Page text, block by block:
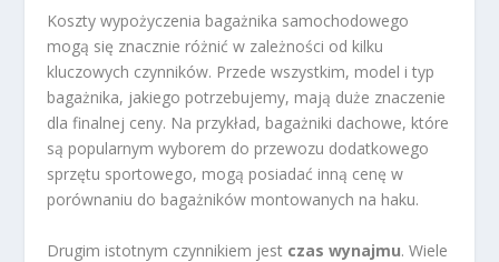
Koszty wypożyczenia bagażnika samochodowego
mogą się znacznie różnić w zależności od kilku
kluczowych czynników. Przede wszystkim, model i typ
bagażnika, jakiego potrzebujemy, mają duże znaczenie
dla finalnej ceny. Na przykład, bagażniki dachowe, które
są popularnym wyborem do przewozu dodatkowego
sprzętu sportowego, mogą posiadać inną cenę w
porównaniu do bagażników montowanych na haku.
Drugim istotnym czynnikiem jest czas wynajmu. Wiele